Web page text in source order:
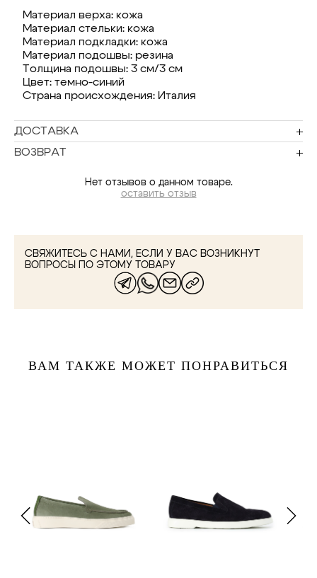
Материал верха: кожа
Материал стельки: кожа
Материал подкладки: кожа
Материал подошвы: резина
Толщина подошвы: 3 см/3 см
Цвет: темно-синий
Страна происхождения: Италия
ДОСТАВКА
ВОЗВРАТ
Нет отзывов о данном товаре.
оставить отзыв
СВЯЖИТЕСЬ С НАМИ, ЕСЛИ У ВАС ВОЗНИКНУТ
ВОПРОСЫ ПО ЭТОМУ ТОВАРУ
ВАМ ТАКЖЕ МОЖЕТ ПОНРАВИТЬСЯ